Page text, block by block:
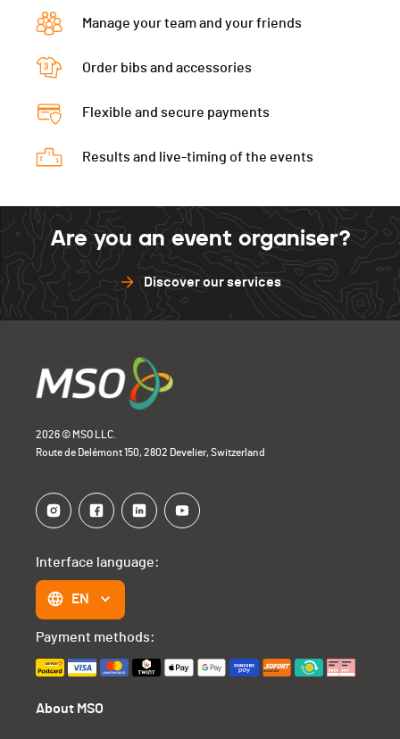
Manage your team and your friends
Order bibs and accessories
Flexible and secure payments
Results and live-timing of the events
Are you an event organiser?
Discover our services
2026 © MSO LLC.
Route de Delémont 150, 2802 Develier, Switzerland
About MSO
Interface language:
EN
Payment methods: